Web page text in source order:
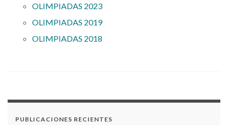
OLIMPIADAS 2023
OLIMPIADAS 2019
OLIMPIADAS 2018
PUBLICACIONES RECIENTES
DÍA DE LA CIENCIA 2022